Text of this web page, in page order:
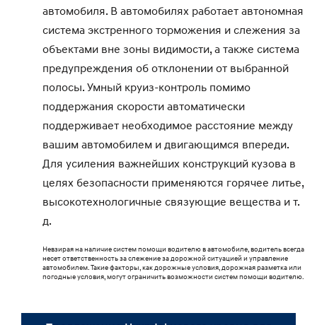
автомобиля. В автомобилях работает автономная
система экстренного торможения и слежения за
объектами вне зоны видимости, а также система
предупреждения об отклонении от выбранной
полосы. Умный круиз-контроль помимо
поддержания скорости автоматически
поддерживает необходимое расстояние между
вашим автомобилем и двигающимся впереди.
Для усиления важнейших конструкций кузова в
целях безопасности применяются горячее литье,
высокотехнологичные связующие вещества и т.
д.
Невзирая на наличие систем помощи водителю в автомобиле, водитель всегда
несет ответственность за слежение за дорожной ситуацией и управление
автомобилем. Такие факторы, как дорожные условия, дорожная разметка или
погодные условия, могут ограничить возможности систем помощи водителю.